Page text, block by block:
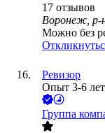
17 отзывов
Воронеж, р-
Можно без
Ревизор
Опыт 3-6 лет
Группа